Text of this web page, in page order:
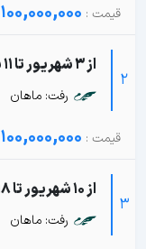
100,000,000
2
از 3 شهریور تا 11 شهریور
رفت: ماهان
100,000,000
3
از 10 شهریور تا 18 شهریور
رفت: ماهان